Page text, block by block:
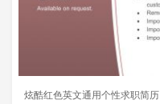
炫酷红色英文通用个性求职简历